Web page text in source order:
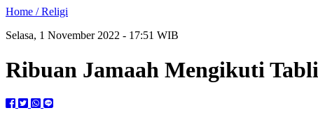
Home /Religi
Selasa, 1 November 2022 - 17:51 WIB
Ribuan Jamaah Mengikuti